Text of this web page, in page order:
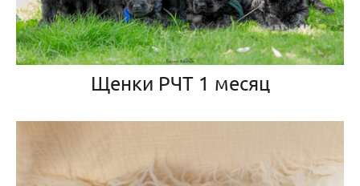
Щенки РЧТ 1 месяц